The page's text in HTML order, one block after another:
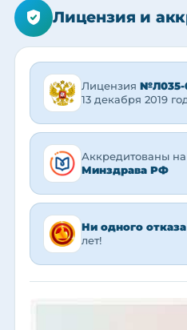
Лицензия и
Лицензия №Л035-
13 декабря 2019
Аккредитованы
Минздрава РФ
Ни одного отказа
лет!